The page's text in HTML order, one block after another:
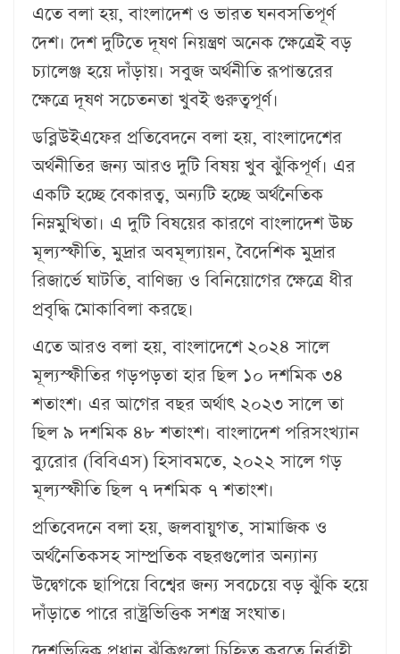
এতে বলা হয়, বাংলাদেশ ও ভারত ঘনবসতিপূর্ণ
দেশ। দেশ দুটিতে দূষণ নিয়ন্ত্রণ অনেক ক্ষেত্রেই বড়
চ্যালেঞ্জ হয়ে দাঁড়ায়। সবুজ অর্থনীতি রূপান্তরের
ক্ষেত্রে দূষণ সচেতনতা খুবই গুরুত্বপূর্ণ।
ডব্লিউইএফের প্রতিবেদনে বলা হয়, বাংলাদেশের
অর্থনীতির জন্য আরও দুটি বিষয় খুব ঝুঁকিপূর্ণ। এর
একটি হচ্ছে বেকারত্ব, অন্যটি হচ্ছে অর্থনৈতিক
নিম্নমুখিতা। এ দুটি বিষয়ের কারণে বাংলাদেশ উচ্চ
মূল্যস্ফীতি, মুদ্রার অবমূল্যায়ন, বৈদেশিক মুদ্রার
রিজার্ভে ঘাটতি, বাণিজ্য ও বিনিয়োগের ক্ষেত্রে ধীর
প্রবৃদ্ধি মোকাবিলা করছে।
এতে আরও বলা হয়, বাংলাদেশে ২০২৪ সালে
মূল্যস্ফীতির গড়পড়তা হার ছিল ১০ দশমিক ৩৪
শতাংশ। এর আগের বছর অর্থাৎ ২০২৩ সালে তা
ছিল ৯ দশমিক ৪৮ শতাংশ। বাংলাদেশ পরিসংখ্যান
ব্যুরোর (বিবিএস) হিসাবমতে, ২০২২ সালে গড়
মূল্যস্ফীতি ছিল ৭ দশমিক ৭ শতাংশ।
প্রতিবেদনে বলা হয়, জলবায়ুগত, সামাজিক ও
অর্থনৈতিকসহ সাম্প্রতিক বছরগুলোর অন্যান্য
উদ্বেগকে ছাপিয়ে বিশ্বের জন্য সবচেয়ে বড় ঝুঁকি হয়ে
দাঁড়াতে পারে রাষ্ট্রভিত্তিক সশস্ত্র সংঘাত।